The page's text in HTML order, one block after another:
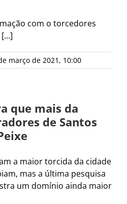
com o torcedores
março de 2021, 10:00
que mais da
de Santos
a maior torcida da cidade
mas a última pesquisa
um domínio ainda maior